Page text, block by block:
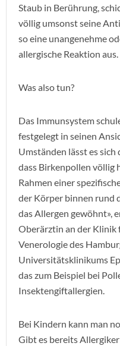
Staub in Berührung,
völlig umsonst seine
so eine unangenehme
allergische Reaktion aus.
Was also tun?
Das Immunsystem
festgelegt in seinen
Umständen lässt es sich
dass Birkenpollen völlig
Rahmen einer
der Körper binnen rund
das Allergen gewöhnt»,
Oberärztin an der Klinik
Venerologie des
Universitätsklinikums
das zum Beispiel bei
Insektengiftallergien.
Bei Kindern kann man
Gibt es bereits